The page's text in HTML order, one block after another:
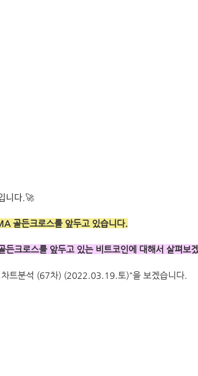
골든크로스를 앞두고 있습니다.
골든크로스를 앞두고 있는 비트코인에 대해서 살펴보
트분석 (67차) (2022.03.19.토)"을 보겠습니다.